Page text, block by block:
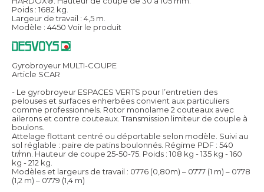
Poids : 1682 kg.
Largeur de travail : 4,5 m.
Modèle : 4450 Voir le produit
Gyrobroyeur MULTI-COUPE
Article SCAR
- Le gyrobroyeur ESPACES VERTS pour l’entretien des
pelouses et surfaces enherbées convient aux particuliers
comme professionnels. Rotor monolame 2 couteaux avec
ailerons et contre couteaux. Transmission limiteur de couple à
boulons.
Attelage flottant centré ou déportable selon modèle. Suivi au
sol réglable : paire de patins boulonnés. Régime PDF : 540
tr/mn. Hauteur de coupe 25-50-75. Poids : 108 kg - 135 kg - 160
kg - 212 kg.
Modèles et largeurs de travail : 0776 (0,80m) – 0777 (1 m) – 0778
(1,2 m) – 0779 (1,4 m)